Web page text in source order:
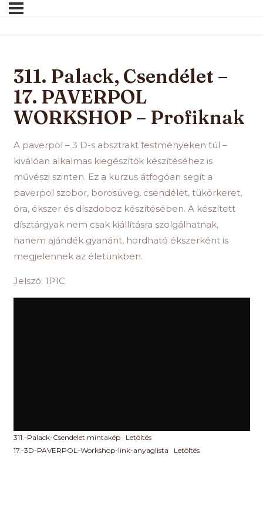
311. Palack, Csendélet –
17. PAVERPOL
WORKSHOP – Profiknak
A paverpol – 3 D-s absztrakt festményeken túl –
kiválóan alkalmas kiegészítők készítéséhez is
művészi szinten. Ez a kurzus átfogóan segít a
paverpol szobor, borosüveg, csendélet, tükörkeret,
óra, ékszer és díszdoboz készítésében. A készített
dísztárgyak nem csak kiállításra szolgálhatnak,
hanem ajándék gyanánt, hordható ékszerként is
megjelennek az életünkben.
Jelszó: 1P1C
311.-Palack-Csendelet mintakép
Letöltés
17.-3D-PAVERPOL-Workshop-link-anyaglista
Letöltés